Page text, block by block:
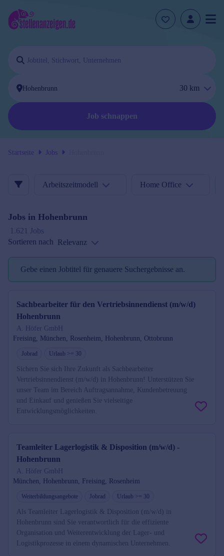
30 km
Job schnappen
Startseite Jobs
Arbeitszeitmodell Home Office
Jobs in Hohenbrunn
1.621 Jobs
Sortieren nach Relevanz
Gebe einen Jobtitel für genauere Suchergebnisse an.
Sachbearbeiter für den Vertriebsinnendienst (m/w/d)
Hohenbrunn
A. Höfer GmbH
Freising, München, Rosenheim, Hohenbrunn, Ottobrunn
Jobrad Urlaub >= 30
Sichern Sie sich Ihre Zukunft als Sachbearbeiter
Vertriebsinnendienst (m/w/d) in Hohenbrunn! Unterstützen Sie
unser Team im Bereich Auftragsannahme, Kundenbetreuung
und Einkauf und genießen Sie vielseitige
Entwicklungsmöglichkeiten.
Teamleiter Lagerlogistik & Disposition (m/w/d) -
Hohenbrunn
A. Höfer GmbH
München, Hohenbrunn, Freising, Rosenheim
Weiterbildungsangebote Jobrad Urlaub >= 30
Als Teamleiter Lagerlogistik & Disposition (m/w/d) in
Hohenbrunn sind Sie verantwortlich für die effiziente
Organisation und Weiterentwicklung der Lager- und
Logistikprozesse in einem dynamischen Unternehmen.